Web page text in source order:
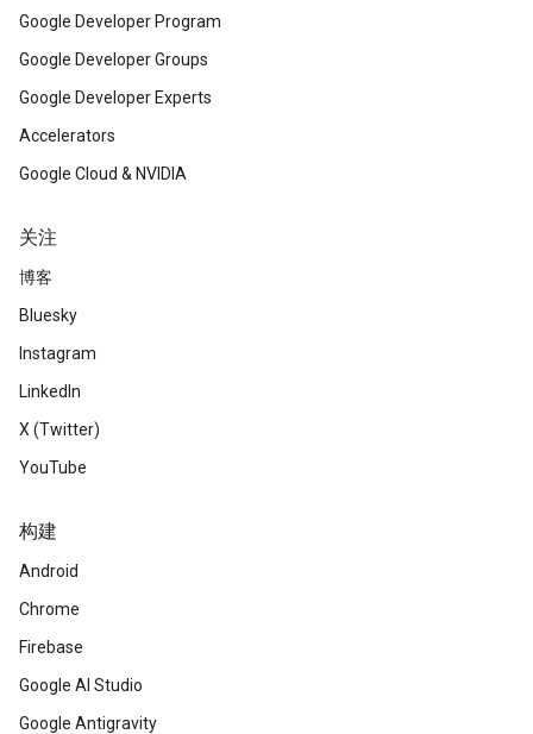
Google Developer Program
Google Developer Groups
Google Developer Experts
Accelerators
Google Cloud & NVIDIA
关注
博客
Bluesky
Instagram
LinkedIn
X (Twitter)
YouTube
构建
Android
Chrome
Firebase
Google AI Studio
Google Antigravity